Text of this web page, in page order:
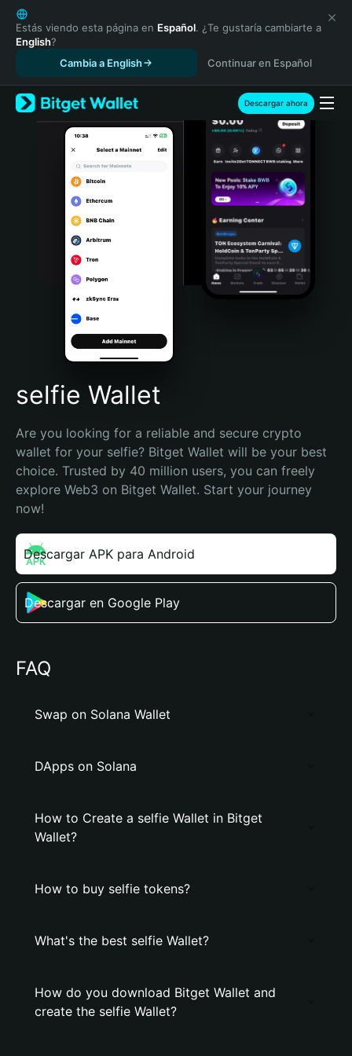
English
日本語
Tiếng Việt
Español (Latinoamérica)
Türkçe
Italiano
Português (Portugal)
Bahasa Indonesia
Português (Brasil)
Español (Argentina)
Estás viendo esta página en Español. ¿Te gustaría cambiarte a
English?
Cambia a English
Continuar en Español
Descargar ahora
selfie Wallet
Are you looking for a reliable and secure crypto
wallet for your selfie? Bitget Wallet will be your best
choice. Trusted by 40 million users, you can freely
explore Web3 on Bitget Wallet. Start your journey
now!
Descargar APK para Android
Descargar en Google Play
FAQ
Swap on Solana Wallet
DApps on Solana
How to Create a selfie Wallet in Bitget
Wallet?
How to buy selfie tokens?
What's the best selfie Wallet?
How do you download Bitget Wallet and
create the selfie Wallet?